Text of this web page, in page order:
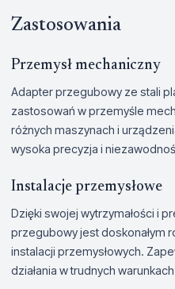
Zastosowania
Przemysł mechaniczny
Adapter przegubowy ze stali
zastosowań w przemyśle
różnych maszynach i
wysoka precyzja i
Instalacje przemysłowe
Dzięki swojej wytrzymałości i
przegubowy jest doskonałym
instalacji przemysłowych.
działania w trudnych